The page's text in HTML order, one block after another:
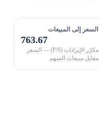
السعر إلى المبيعات
763.67
مكرّر الإيرادات (P/S) — السعر
مقابل مبيعات السهم